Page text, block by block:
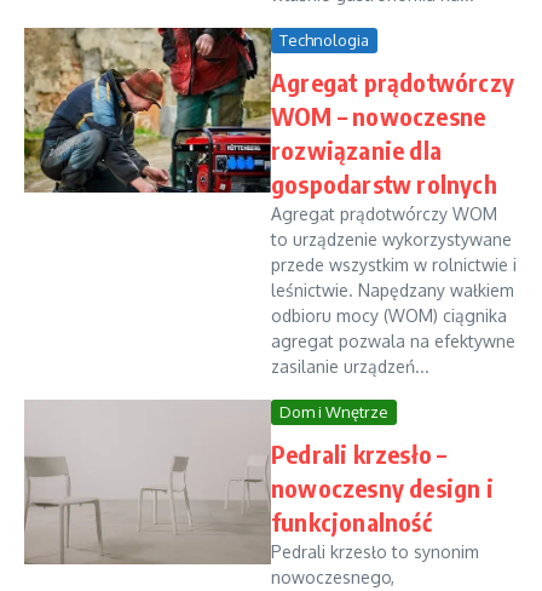
Technologia
Agregat prądotwórczy
WOM – nowoczesne
rozwiązanie dla
gospodarstw rolnych
Agregat prądotwórczy WOM
to urządzenie wykorzystywane
przede wszystkim w rolnictwie i
leśnictwie. Napędzany wałkiem
odbioru mocy (WOM) ciągnika
agregat pozwala na efektywne
zasilanie urządzeń...
Dom i Wnętrze
Pedrali krzesło –
nowoczesny design i
funkcjonalność
Pedrali krzesło to synonim
nowoczesnego,